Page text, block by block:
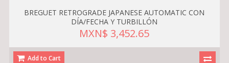
BREGUET RETROGRADE JAPANESE AUTOMATIC CON
DÍA/FECHA Y TURBILLÓN
MXN$ 3,452.65
Add to Cart